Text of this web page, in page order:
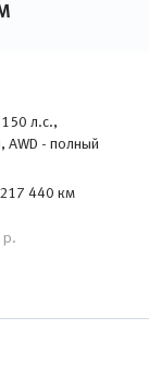
л.с.,
AWD - полный
217 440 км
р.